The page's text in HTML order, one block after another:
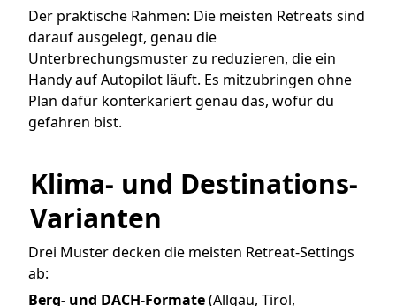
Der praktische Rahmen: Die meisten Retreats sind
darauf ausgelegt, genau die
Unterbrechungsmuster zu reduzieren, die ein
Handy auf Autopilot läuft. Es mitzubringen ohne
Plan dafür konterkariert genau das, wofür du
gefahren bist.
Klima- und Destinations-
Varianten
Drei Muster decken die meisten Retreat-Settings
ab:
Berg- und DACH-Formate(Allgäu, Tirol,